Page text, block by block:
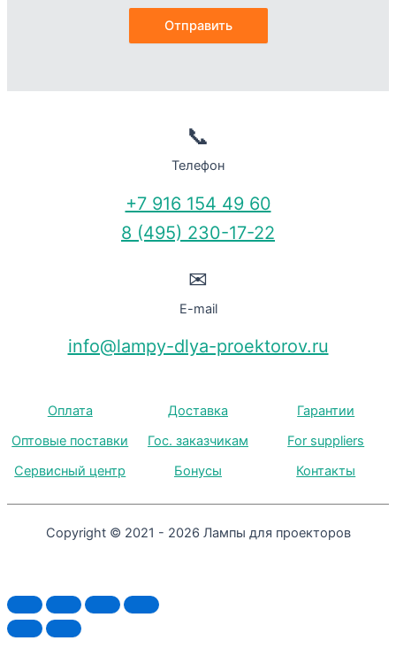
📞
Телефон
+7 916 154 49 60
8 (495) 230-17-22
✉
E-mail
info@lampy-dlya-proektorov.ru
Оплата Доставка
Гарантии
Оптовые поставки
Гос. заказчикам
For suppliers
Сервисный центр
Бонусы Контакты
Copyright © 2021 - 2026 Лампы для проекторов